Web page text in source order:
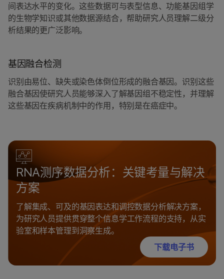
间表达水平的变化。这些数据可与表型信息、功能基因组学
的生物学知识或其他数据源结合，帮助研究人员理解二级分
析结果的更广泛影响。
基因融合检测
识别由易位、缺失或染色体倒位形成的融合基因。识别这些
融合基因使研究人员能够深入了解基因组不稳定性，并理解
这些基因在疾病机制中的作用，特别是在癌症中。
RNA测序数据分析：关键考量与解决
方案
了解集成、可及的基因表达和调控数据分析解决方案，
为研究人员提供贯穿整个信息学工作流程的支持，从实
验室和样本管理到洞察生成。
下载电子书